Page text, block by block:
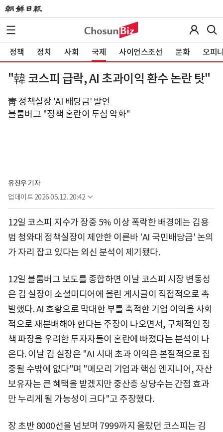
정책 정치 사회 국제 사이언스조선 문화 오피
"韓 코스피 급락, AI 초과이익 환수 논란 탓"
靑 정책실장 'AI 배당금' 발언
블룸버그 "정책 혼란이 투심 악화"
유진우 기자
업데이트 2026.05.12. 20:42
12일 코스피 지수가 장중 5% 이상 폭락한 배경에는 김용
범 청와대 정책실장이 제안한 이른바 'AI 국민배당금' 논의
가 자리 잡고 있다는 외신 분석이 제기됐다.
12일 블룸버그 보도를 종합하면 이날 코스피 시장 변동성
은 김 실장이 소셜미디어에 올린 게시글이 직접적으로 촉
발했다. AI 호황으로 막대한 부를 축적한 기업 이익을 사회
적으로 재분배해야 한다는 주장이 나오면서, 구체적인 정
책 파장을 우려한 투자자들이 혼란에 빠졌다는 분석이 나
온다. 이날 김 실장은 "AI 시대 초과 이익은 본질적으로 집
중될 수밖에 없다"며 "메모리 기업과 핵심 엔지니어, 자산
보유자는 큰 혜택을 받겠지만 중산층 상당수는 간접 효과
만 누리게 될 가능성이 크다"고 주장했다.
장 초반 8000선을 넘보며 7999까지 올랐던 코스피는 김